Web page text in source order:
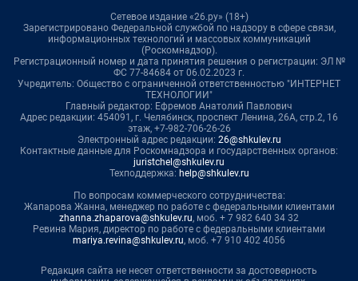
Сетевое издание «26.ру» (18+)
Зарегистрировано Федеральной службой по надзору в сфере связи,
информационных технологий и массовых коммуникаций
(Роскомнадзор).
Регистрационный номер и дата принятия решения о регистрации: ЭЛ №
ФС 77-84684 от 06.02.2023 г.
Учредитель: Общество с ограниченной ответственностью "ИНТЕРНЕТ
ТЕХНОЛОГИИ"
Главный редактор: Ефремов Анатолий Павлович
Адрес редакции: 454091, г. Челябинск, проспект Ленина, 26А, стр.2, 16
этаж, +7-982-706-26-26
Электронный адрес редакции: 26@shkulev.ru
Контактные данные для Роскомнадзора и государственных органов:
juristchel@shkulev.ru
Техподдержка: help@shkulev.ru
По вопросам коммерческого сотрудничества:
Жапарова Жанна, менеджер по работе с федеральными клиентами
zhanna.zhaparova@shkulev.ru, моб. + 7 982 640 34 32
Ревина Мария, директор по работе с федеральными клиентами
mariya.revina@shkulev.ru, моб. +7 910 402 4056
Редакция сайта не несет ответственности за достоверность